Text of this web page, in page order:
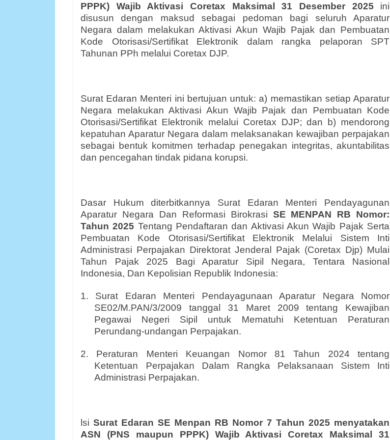
PPPK) Wajib Aktivasi Coretax Maksimal 31 Desember 2025 ini
disusun dengan maksud sebagai pedoman bagi seluruh Aparatur
Negara dalam melakukan Aktivasi Akun Wajib Pajak dan Pembuatan
Kode Otorisasi/Sertifikat Elektronik dalam rangka pelaporan SPT
Tahunan PPh melalui Coretax DJP.
Surat Edaran Menteri ini bertujuan untuk: a) memastikan setiap Aparatur
Negara melakukan Aktivasi Akun Wajib Pajak dan Pembuatan Kode
Otorisasi/Sertifikat Elektronik melalui Coretax DJP; dan b) mendorong
kepatuhan Aparatur Negara dalam melaksanakan kewajiban perpajakan
sebagai bentuk komitmen terhadap penegakan integritas, akuntabilitas
dan pencegahan tindak pidana korupsi.
Dasar Hukum diterbitkannya Surat Edaran Menteri Pendayagunan
Aparatur Negara Dan Reformasi Birokrasi SE MENPAN RB Nomor:
Tahun 2025 Tentang Pendaftaran dan Aktivasi Akun Wajib Pajak Serta
Pembuatan Kode Otorisasi/Sertifikat Elektronik Melalui Sistem Inti
Administrasi Perpajakan Direktorat Jenderal Pajak (Coretax Djp) Mulai
Tahun Pajak 2025 Bagi Aparatur Sipil Negara, Tentara Nasional
Indonesia, Dan Kepolisian Republik Indonesia:
1. Surat Edaran Menteri Pendayagunaan Aparatur Negara Nomor
SE02/M.PAN/3/2009 tanggal 31 Maret 2009 tentang Kewajiban
Pegawai Negeri Sipil untuk Mematuhi Ketentuan Peraturan
Perundang-undangan Perpajakan.
2. Peraturan Menteri Keuangan Nomor 81 Tahun 2024 tentang
Ketentuan Perpajakan Dalam Rangka Pelaksanaan Sistem Inti
Administrasi Perpajakan.
lsiSurat Edaran SE Menpan RB Nomor 7 Tahun 2025 menyatakan
ASN (PNS maupun PPPK) Wajib Aktivasi Coretax Maksimal 31